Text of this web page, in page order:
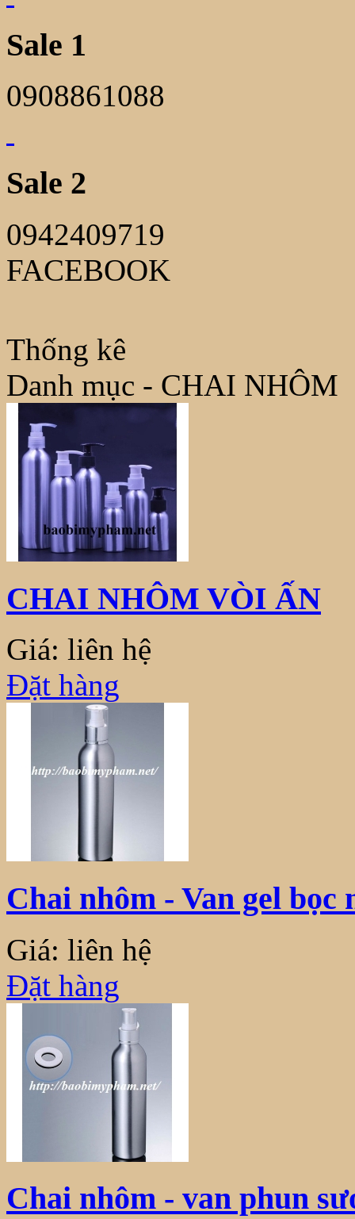
Sale 1
0908861088
Sale 2
0942409719
FACEBOOK
Thống kê
Danh mục - CHAI NHÔM
CHAI NHÔM VÒI ẤN
Giá: liên hệ
Đặt hàng
Chai nhôm - Van gel bọc
Giá: liên hệ
Đặt hàng
Chai nhôm - van phun